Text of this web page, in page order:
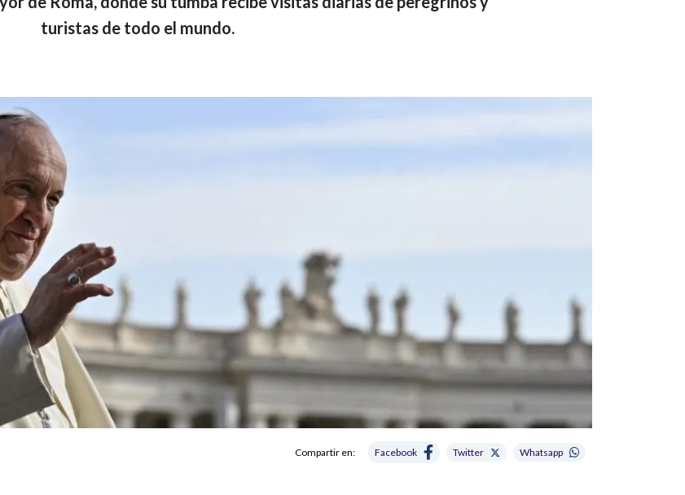
turistas de todo el mundo.
Compartir en: Facebook Twitter Whatsapp